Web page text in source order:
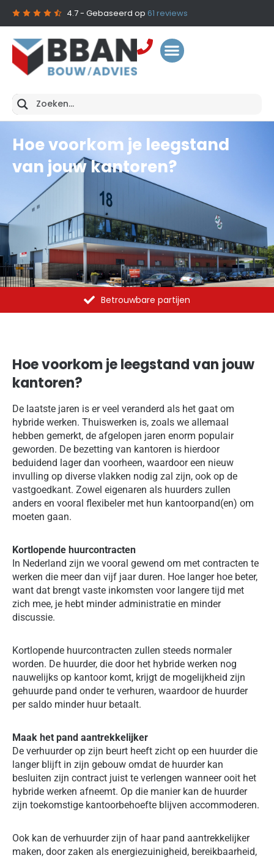
4.7- Gebaseerd op 61 reviews
Hoe voorkom je leegstand
van jouw kantoren?
Al meer dan 1375 opdrachten uitgevoerd
Hoe voorkom je leegstand van jouw
kantoren?
De laatste jaren is er veel veranderd als het gaat om
hybride werken. Thuiswerken is, zoals we allemaal
hebben gemerkt, de afgelopen jaren enorm populair
geworden. De bezetting van kantoren is hierdoor
beduidend lager dan voorheen, waardoor een nieuw
invulling op diverse vlakken nodig zal zijn, ook op de
vastgoedkant. Zowel eigenaren als huurders zullen
anders en vooral flexibeler met hun kantoorpand(en) om
moeten gaan.
Kortlopende huurcontracten
In Nederland zijn we vooral gewend om met contracten te
werken die meer dan vijf jaar duren. Hoe langer hoe beter,
want dat brengt vaste inkomsten voor langere tijd met
zich mee, je hebt minder administratie en minder
discussie.
Kortlopende huurcontracten zullen steeds normaler
worden. De huurder, die door het hybride werken nog
nauwelijks op kantoor komt, krijgt de mogelijkheid zijn
gehuurde pand onder te verhuren, waardoor de huurder
per saldo minder huur betaalt.
Maak het pand aantrekkelijker
De verhuurder op zijn beurt heeft zicht op een huurder die
langer blijft in zijn gebouw omdat de huurder kan
besluiten zijn contract juist te verlengen wanneer ooit het
hybride werken afneemt. Op die manier kan de huurder
zijn toekomstige kantoorbehoefte blijven accommoderen.
Ook kan de verhuurder zijn of haar pand aantrekkelijker
maken, door zaken als energiezuinigheid, bereikbaarheid,